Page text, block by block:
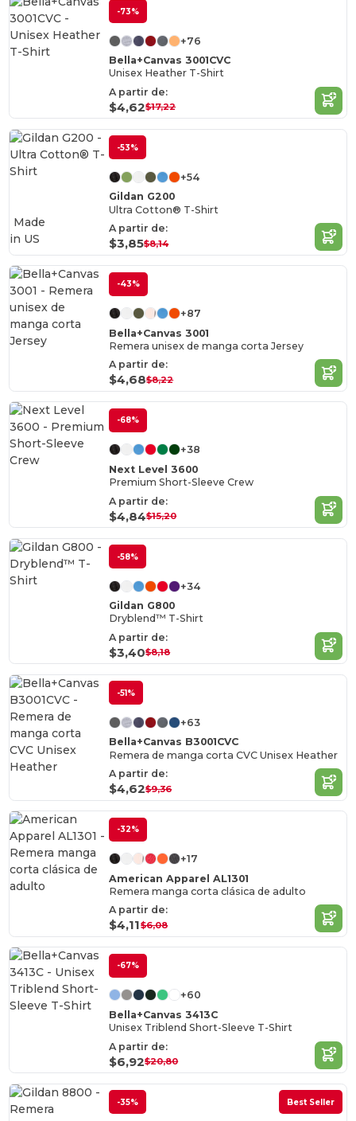
-73%
+76
Bella+Canvas 3001CVC
Unisex Heather T-Shirt
A partir de:
$4,62$17,22
-53%
+54
Gildan G200
Ultra Cotton® T-Shirt
A partir de:
$3,85$8,14
Made
in US
-43%
+87
Bella+Canvas 3001
Remera unisex de manga corta Jersey
A partir de:
$4,68$8,22
-68%
+38
Next Level 3600
Premium Short-Sleeve Crew
A partir de:
$4,84$15,20
-58%
+34
Gildan G800
Dryblend™ T-Shirt
A partir de:
$3,40$8,18
-51%
+63
Bella+Canvas B3001CVC
Remera de manga corta CVC Unisex Heather
A partir de:
$4,62$9,36
-32%
+17
American Apparel AL1301
Remera manga corta clásica de adulto
A partir de:
$4,11$6,08
-67%
+60
Bella+Canvas 3413C
Unisex Triblend Short-Sleeve T-Shirt
A partir de:
$6,92$20,80
-35% Best Seller